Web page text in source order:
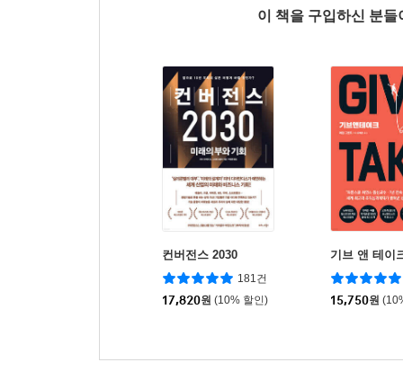
이 책을 구입하신 분
컨버전스 2030
181건
17,820원 (10% 할인)
기브 앤 테이
15,750원